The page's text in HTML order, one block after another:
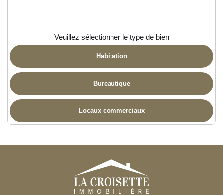
Veuillez sélectionner le type de bien
Habitation
Bureautique
Locaux commerciaux